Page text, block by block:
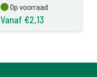
Op voorraad
Op voorraad
Vanaf €2,13